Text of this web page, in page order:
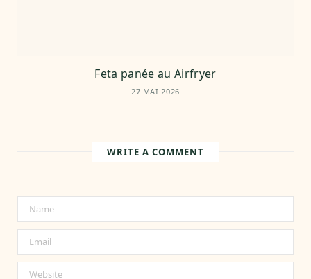
Feta panée au Airfryer
27 MAI 2026
WRITE A COMMENT